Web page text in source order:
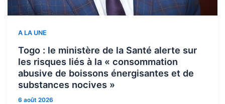
A LA UNE
Togo : le ministère de la Santé alerte sur
les risques liés à la « consommation
abusive de boissons énergisantes et de
substances nocives »
6 août 2026